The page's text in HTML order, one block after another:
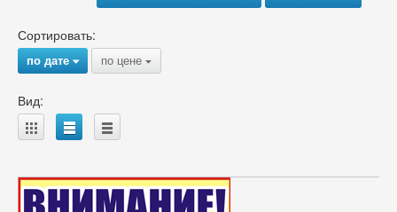
Сортировать:
по дате{ по цене {
Вид:
A B C